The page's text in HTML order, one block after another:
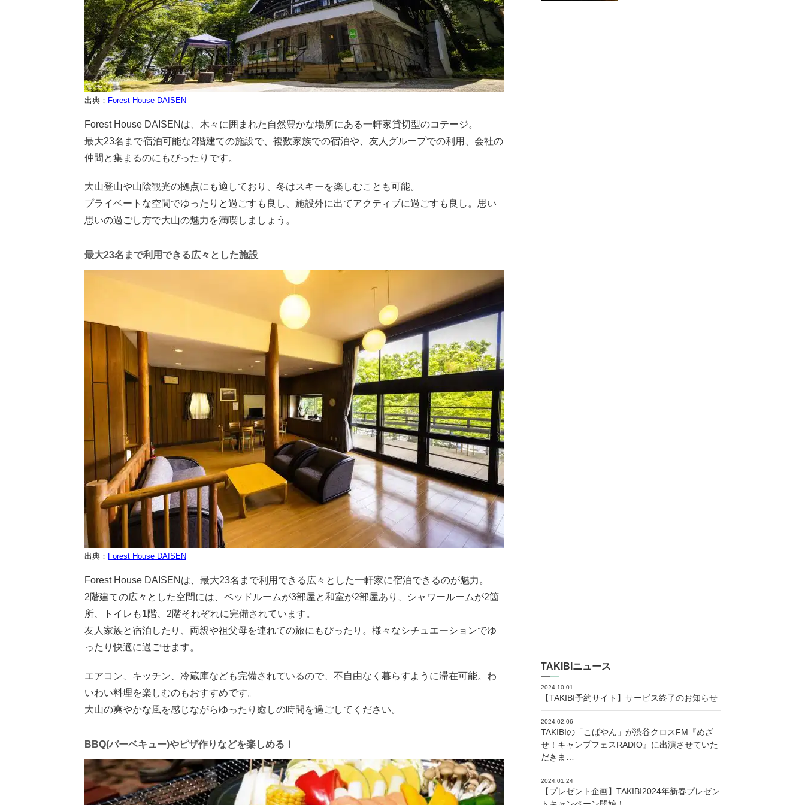
出典： Forest House DAISEN
Forest House DAISENは、木々に囲まれた自然豊かな場所にある一軒家貸切型のコテージ。
最大23名まで宿泊可能な2階建ての施設で、複数家族での宿泊や、友人グループでの利用、会社の
仲間と集まるのにもぴったりです。
大山登山や山陰観光の拠点にも適しており、冬はスキーを楽しむことも可能。
プライベートな空間でゆったりと過ごすも良し、施設外に出てアクティブに過ごすも良し。思い
思いの過ごし方で大山の魅力を満喫しましょう。
最大23名まで利用できる広々とした施設
出典： Forest House DAISEN
Forest House DAISENは、最大23名まで利用できる広々とした一軒家に宿泊できるのが魅力。
2階建ての広々とした空間には、ベッドルームが3部屋と和室が2部屋あり、シャワールームが2箇
所、トイレも1階、2階それぞれに完備されています。
友人家族と宿泊したり、両親や祖父母を連れての旅にもぴったり。様々なシチュエーションでゆ
ったり快適に過ごせます。
エアコン、キッチン、冷蔵庫なども完備されているので、不自由なく暮らすように滞在可能。わ
いわい料理を楽しむのもおすすめです。
大山の爽やかな風を感じながらゆったり癒しの時間を過ごしてください。
BBQ(バーベキュー)やピザ作りなどを楽しめる！
TAKIBIニュース
2024.10.01
【TAKIBI予約サイト】サービス終了のお知らせ
2024.02.06
TAKIBIの「こばやん」が渋谷クロスFM『めざ
せ！キャンプフェスRADIO』に出演させていた
だきま…
2024.01.24
【プレゼント企画】TAKIBI2024年新春プレゼン